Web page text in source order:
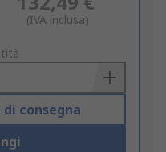
(IVA inclusa)
consegna